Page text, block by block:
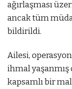
ağırlaşması
ancak tüm
bildirildi.
Ailesi, operasyon
ihmal
kapsamlı bir